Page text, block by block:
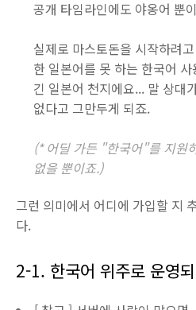
공개 타임라인에도 야옹어 뿐
실제로 마스토돈을 시작하려
한 일본어를 못 하는 한국어
긴 일본어 천지에요... 말 상대
없다고 그만두게 되죠.
(* 어딜 가든 "한국어"를 지원
없을 뿐이죠.)
그런 의미에서 어디에 가입할 지
다.
2-1. 한국어 위주로 운영